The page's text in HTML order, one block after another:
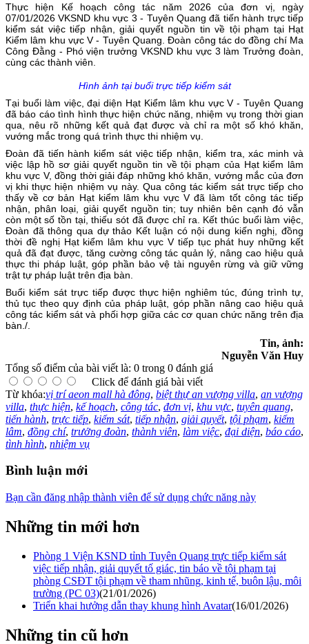
Thực hiện Kế hoạch công tác năm 2026 của đơn vị, ngày
07/01/2026 VKSND khu vực 3 - Tuyên Quang đã tiến hành trực tiếp
kiểm sát việc tiếp nhận, giải quyết nguồn tin về tội phạm tại Hạt
Kiểm lâm khu vực V - Tuyên Quang. Đoàn công tác do đồng chí Ma
Công Đằng - Phó viện trưởng VKSND khu vực 3 làm Trưởng đoàn,
cùng các thành viên.
Hình ảnh tại buổi trực tiếp kiểm sát
Tại buổi làm việc, đại diện Hạt Kiểm lâm khu vực V - Tuyên Quang
đã báo cáo tình hình thực hiện chức năng, nhiệm vụ trong thời gian
qua, nêu rõ những kết quả đạt được và chỉ ra một số khó khăn,
vướng mắc trong quá trình thực thi nhiệm vụ.
Đoàn đã tiến hành kiểm sát việc tiếp nhận, kiểm tra, xác minh và
việc lập hồ sơ giải quyết nguồn tin về tội phạm của Hạt kiểm lâm
khu vực V, đồng thời giải đáp những khó khăn, vướng mắc của đơn
vị khi thực hiện nhiệm vụ này. Qua công tác kiểm sát trực tiếp cho
thấy về cơ bản Hạt kiểm lâm khu vực V đã làm tốt công tác tiếp
nhận, phân loại, giải quyết nguồn tin; tuy nhiên bên cạnh đó vẫn
còn một số tồn tại, thiếu sót đã được chỉ ra. Kết thúc buổi làm việc,
Đoàn đã thông qua dự thảo Kết luận có nội dung kiến nghị, đồng
thời đề nghị Hạt kiểm lâm khu vực V tiếp tục phát huy những kết
quả đã đạt được, tăng cường công tác quản lý, nâng cao hiệu quả
thực thi pháp luật, góp phần bảo vệ tài nguyên rừng và giữ vững
trật tự pháp luật trên địa bàn.
Buổi kiểm sát trực tiếp được thực hiện nghiêm túc, đúng trình tự,
thủ tục theo quy định của pháp luật, góp phần nâng cao hiệu quả
công tác kiểm sát và phối hợp giữa các cơ quan chức năng trên địa
bàn./.
Tin, ảnh:
Nguyễn Văn Huy
Tổng số điểm của bài viết là: 0 trong 0 đánh giá
Click để đánh giá bài viết
Từ khóa:vị trí aeon mall hà đông, biệt thự an vượng villa, an vượng
villa, thực hiện, kế hoạch, công tác, đơn vị, khu vực, tuyên quang,
tiến hành, trực tiếp, kiểm sát, tiếp nhận, giải quyết, tội phạm, kiểm
lâm, đồng chí, trưởng đoàn, thành viên, làm việc, đại diện, báo cáo,
tình hình, nhiệm vụ
Bình luận mới
Bạn cần đăng nhập thành viên để sử dụng chức năng này
Những tin mới hơn
Phòng 1 Viện KSND tỉnh Tuyên Quang trực tiếp kiểm sát
việc tiếp nhận, giải quyết tố giác, tin báo về tội phạm tại
phòng CSĐT tội phạm về tham nhũng, kinh tế, buôn lậu, môi
trường (PC 03)(21/01/2026)
Triển khai hưởng dẫn thay khung hình Avatar(16/01/2026)
Những tin cũ hơn